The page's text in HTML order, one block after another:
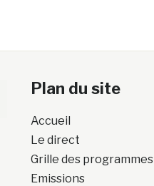
Plan du site
Accueil
Le direct
Grille des programmes
Emissions